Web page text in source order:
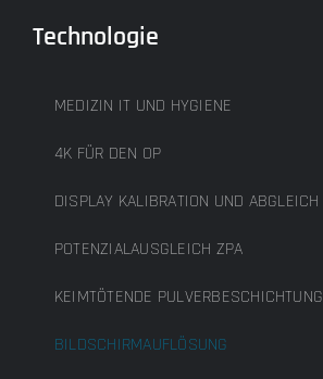
Technologie
MEDIZIN IT UND HYGIENE
4K FÜR DEN OP
DISPLAY KALIBRATION UND ABGLEICH
POTENZIALAUSGLEICH ZPA
KEIMTÖTENDE PULVERBESCHICHTUNG
BILDSCHIRMAUFLÖSUNG